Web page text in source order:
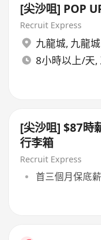
[尖沙咀] POP
Recruit Express
九龍城, 九龍城
8小時以上/天,
[尖沙咀] $87時
行李箱
Recruit Express
首三個月保底